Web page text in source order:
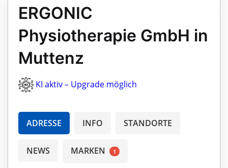
ERGONIC
Physiotherapie GmbH in
Muttenz
KI aktiv – Upgrade möglich
ADRESSE INFO STANDORTE
NEWS MARKEN 1